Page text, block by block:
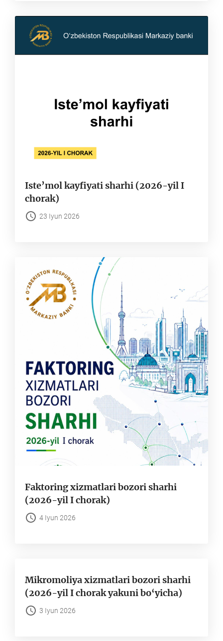
Iste’mol kayfiyati sharhi (2026-yil I
chorak)
23 Iyun 2026
Faktoring xizmatlari bozori sharhi
(2026-yil I chorak)
4 Iyun 2026
Mikromoliya xizmatlari bozori sharhi
(2026-yil I chorak yakuni bo‘yicha)
3 Iyun 2026